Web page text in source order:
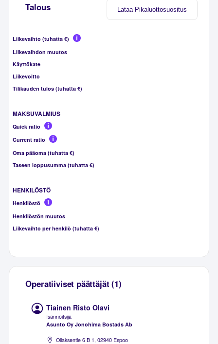
Lataa Pikaluottosuositus
Talous
Liikevaihto (tuhatta €)
Liikevaihdon muutos
Käyttökate
Liikevoitto
Tilikauden tulos (tuhatta €)
MAKSUVALMIUS
Quick ratio
Current ratio
Oma pääoma (tuhatta €)
Taseen loppusumma (tuhatta €)
HENKILÖSTÖ
Henkilöstö
Henkilöstön muutos
Liikevaihto per henkilö (tuhatta €)
Operatiiviset päättäjät (1)
Tiainen Risto Olavi
Isännöitsijä
Asunto Oy Jonohima Bostads Ab
Ollaksentie 6 B 1, 02940 Espoo